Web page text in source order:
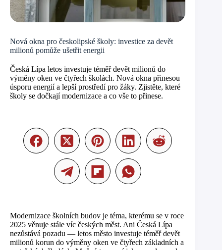
Nová okna pro českolipské školy: investice za devět
milionů pomůže ušetřit energii
Česká Lípa letos investuje téměř devět milionů do
výměny oken ve čtyřech školách. Nová okna přinesou
úsporu energií a lepší prostředí pro žáky. Zjistěte, které
školy se dočkají modernizace a co vše to přinese.
Modernizace školních budov je téma, kterému se v roce
2025 věnuje stále víc českých měst. Ani Česká Lípa
nezůstává pozadu — letos město investuje téměř devět
milionů korun do výměny oken ve čtyřech základních a